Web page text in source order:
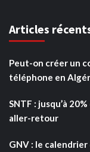
Articles
Peut-on créer un
téléphone en
SNTF : jusqu’à
aller-retour
GNV : le